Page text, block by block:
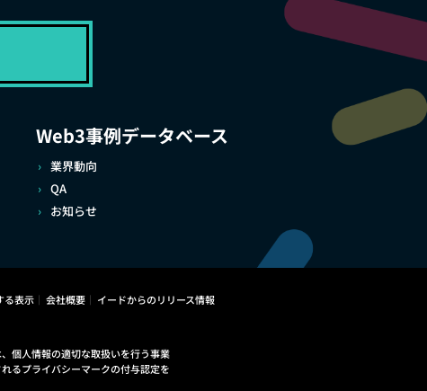
Web3事例データベース
業界動向
QA
お知らせ
る表示 会社概要 イードからのリリース情報
個人情報の適切な取扱いを行う事業
るプライバシーマークの付与認定を